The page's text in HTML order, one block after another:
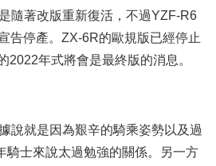
隨著改版重新復活，不過YZF-R6
告停產。ZX-6R的歐規版已經停止
2022年式將會是最終版的消息。
說就是因為艱辛的騎乘姿勢以及過
騎士來說太過勉強的關係。另一方